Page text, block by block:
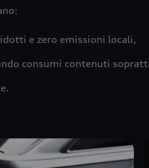
e zero emissioni locali,
consumi contenuti